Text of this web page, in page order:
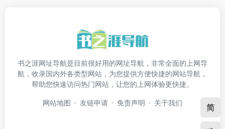
书之涯网址导航是目前很好用的网址导航，非常全面的上网导
航，收录国内外各类型网站，为您提供方便快捷的网站导航，
帮助您快速访问热门网站，让您的上网体验更快捷。
网站地图 友链申请 免责声明 关于我们 简